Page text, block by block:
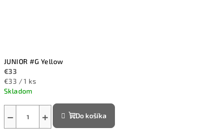
JUNIOR #G Yellow
€33
Jednotková
cena:
€33 / 1 ks
Skladom
+
− Do košíka